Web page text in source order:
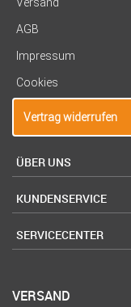
AGB
Impressum
Cookies
Vertrag widerrufen
ÜBER UNS
KUNDENSERVICE
SERVICECENTER
VERSAND